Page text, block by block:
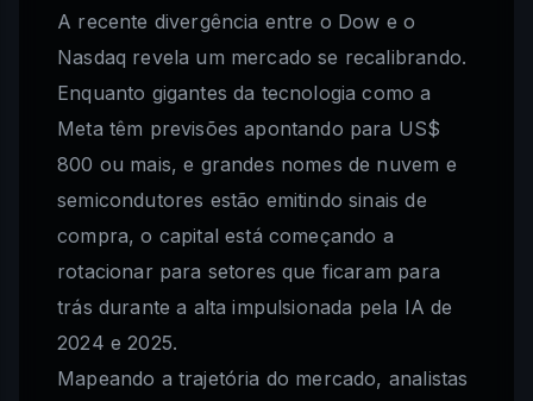
A recente divergência entre o Dow e o
Nasdaq revela um mercado se recalibrando.
Enquanto gigantes da tecnologia como a
Meta têm previsões apontando para US$
800 ou mais, e grandes nomes de nuvem e
semicondutores estão emitindo sinais de
compra, o capital está começando a
rotacionar para setores que ficaram para
trás durante a alta impulsionada pela IA de
2024 e 2025.
Mapeando a trajetória do mercado, analistas